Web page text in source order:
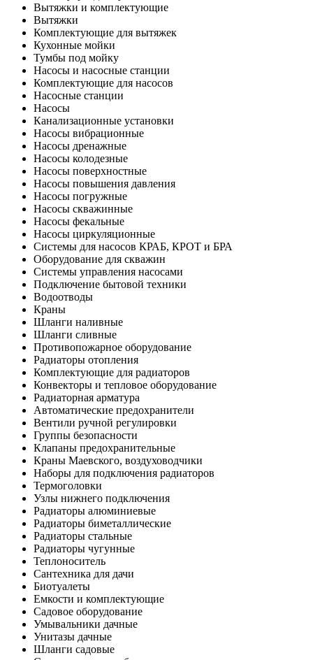
Вытяжки и комплектующие
Вытяжки
Комплектующие для вытяжек
Кухонные мойки
Тумбы под мойку
Насосы и насосные станции
Комплектующие для насосов
Насосные станции
Насосы
Канализационные установки
Насосы вибрационные
Насосы дренажные
Насосы колодезные
Насосы поверхностные
Насосы повышения давления
Насосы погружные
Насосы скважинные
Насосы фекальные
Насосы циркуляционные
Системы для насосов КРАБ, КРОТ и БРА
Оборудование для скважин
Системы управления насосами
Подключение бытовой техники
Водоотводы
Краны
Шланги наливные
Шланги сливные
Противопожарное оборудование
Радиаторы отопления
Комплектующие для радиаторов
Конвекторы и тепловое оборудование
Радиаторная арматура
Автоматические предохранители
Вентили ручной регулировки
Группы безопасности
Клапаны предохранительные
Краны Маевского, воздуховодчики
Наборы для подключения радиаторов
Термоголовки
Узлы нижнего подключения
Радиаторы алюминиевые
Радиаторы биметаллические
Радиаторы стальные
Радиаторы чугунные
Теплоноситель
Сантехника для дачи
Биотуалеты
Емкости и комплектующие
Садовое оборудование
Умывальники дачные
Унитазы дачные
Шланги садовые